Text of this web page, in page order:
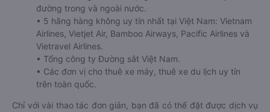
đường trong và ngoài nước.
• 5 hãng hàng không uy tín nhất tại Việt Nam: Vietnam
Airlines, Vietjet Air, Bamboo Airways, Pacific Airlines và
Vietravel Airlines.
• Tổng công ty Đường sắt Việt Nam.
• Các đơn vị cho thuê xe máy, thuê xe du lịch uy tín
trên toàn quốc.
Chỉ với vài thao tác đơn giản, bạn đã có thể đặt được dịch vụ